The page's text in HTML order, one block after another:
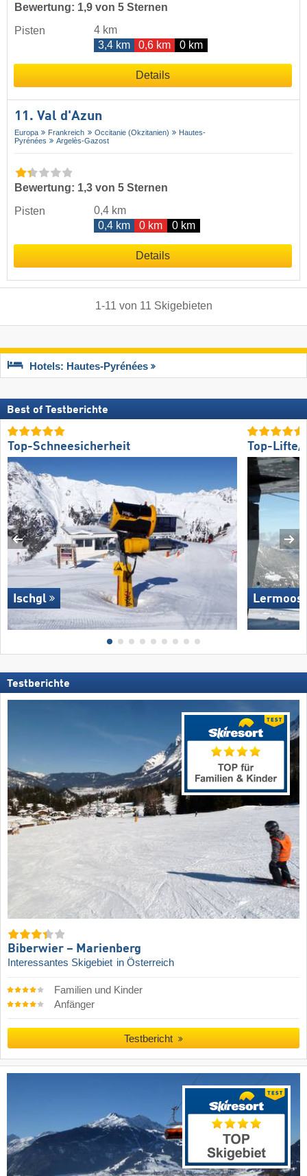
Bewertung: 1,9 von 5 Sternen
Pisten
4 km
3,4 km
0,6 km 0 km
Details
11. Val d'Azun
Europa Frankreich Occitanie (Okzitanien)
Hautes-
Pyrénées
Argelès-Gazost
Bewertung: 1,3 von 5 Sternen
Pisten
0,4 km
0,4 km
0 km 0 km
Details
1-11 von 11 Skigebieten
Hotels: Hautes-Pyrénées
Best of Testberichte
Top-Schneesicherheit
Ischgl
Top-Lifte/
Lermoos
Testberichte
Biberwier – Marienberg
Interessantes Skigebiet in Österreich
Familien und Kinder
Anfänger
Testbericht